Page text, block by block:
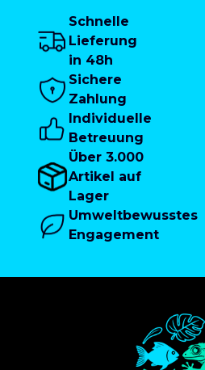
Schnelle
Lieferung
in 48h
Sichere
Zahlung
Individuelle
Betreuung
Über 3.000
Artikel auf
Lager
Umweltbewusstes
Engagement